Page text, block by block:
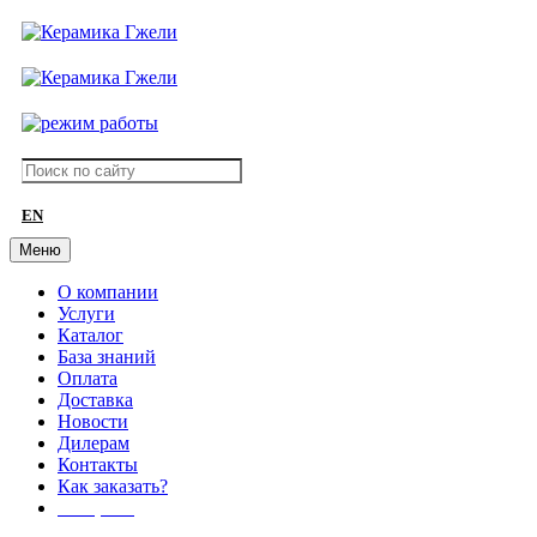
EN
Меню
О компании
Услуги
Каталог
База знаний
Оплата
Доставка
Новости
Дилерам
Контакты
Как заказать?